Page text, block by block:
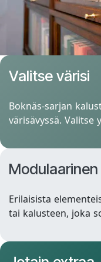
Modulaarinen
Erilaisista
tai kalusteen, joka
Valitse värisi
Boknäs-sarjan
värisävyssä. Valitse